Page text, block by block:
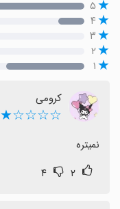
۵
۴
۳
۲
۱
کرومی
☆☆☆☆★
نمیتره
۲ ۴